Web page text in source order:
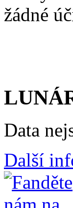
žádné
Data
Další